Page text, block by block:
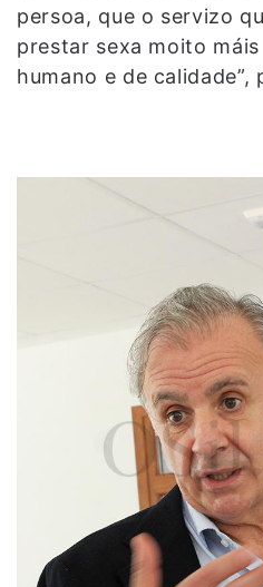
persoa, que o servizo
prestar sexa moito
humano e de calidade”,